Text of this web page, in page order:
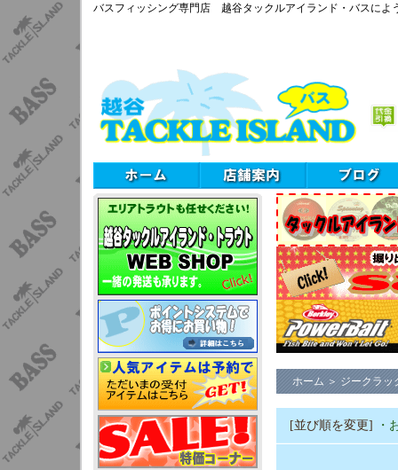
バスフィッシング専門店 越谷タックルアイランド・バスによ
ホーム ＞ ジークラッ
[並び順を変更] ・